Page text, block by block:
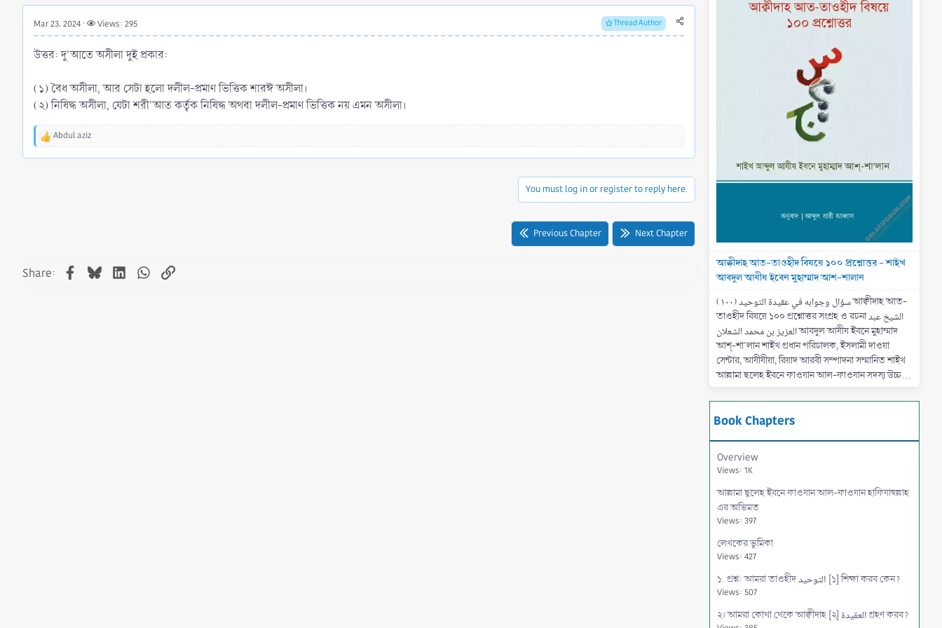
r
t
e
r
Mar 23, 2024 Views: 295 Thread Author
উত্তর: দু'আতে অসীলা দুই প্রকার:
(১) বৈধ অসীলা, আর সেটা হলো দলীল-প্রমাণ ভিত্তিক শারঈ অসীলা।
(২) নিষিদ্ধ অসীলা, যেটা শরী'আত কর্তৃক নিষিদ্ধ অথবা দলীল-প্রমাণ ভিত্তিক নয় এমন অসীলা।
R
Abdul aziz
You must log in or register to reply here.
Previous Chapter Next Chapter
Share: Facebook
BlueskyLinkedInWhatsApp
Link
আক্বীদাহ আত-তাওহীদ বিষয়ে ১০০ প্রশ্নোত্তর - শাইখ
আবদুল আযীয ইবেন মুহাম্মাদ আশ-শালান
(۱۰۰) سؤال وجوابه في عقيدة التوحيد আক্বীদাহ আত-
তাওহীদ বিষয়ে ১০০ প্রশ্নোত্তর সংগ্রহ ও রচনা الشيخ عبد
العزيز بن محمد الشعلان আবদুল আযীয ইবনে মুহাম্মাদ
আশ্-শা'লান শাইখ প্রধান পরিচালক, ইসলামী দাওয়া
সেন্টার, আযীযীয়া, রিয়াদ আরবী সম্পাদনা সম্মানিত শাইখ
আল্লামা ছলেহ ইবনে ফাওযান আল-ফাওযান সদস্য উচ্চ...
Book Chapters
Overview
Views: 1K
আল্লামা ছ্বলেহ ইবনে ফাওযান আল-ফাওযান হাফিযাহুল্লাহ
এর অভিমত
Views: 397
লেখকের ভূমিকা
Views: 427
১. প্রশ্ন: আমরা তাওহীদ التوحيد [১] শিক্ষা করব কেন?
Views: 507
২। আমরা কোথা থেকে আক্বীদাহ [২] العقيدة গ্রহণ করব?